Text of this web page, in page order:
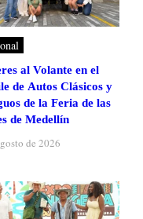
al Volante en el
de Autos Clásicos y
de la Feria de las
de Medellín
de 2026